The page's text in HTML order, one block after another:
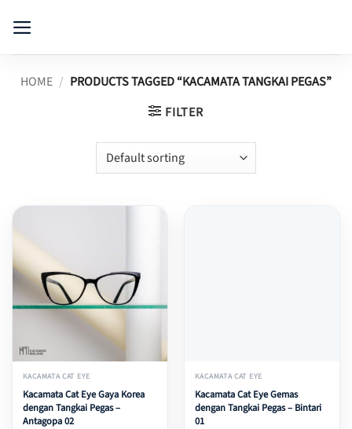
HOME / PRODUCTS TAGGED “KACAMATA TANGKAI PEGAS”
FILTER
KACAMATA CAT EYE
Kacamata Cat Eye Gaya Korea
dengan Tangkai Pegas –
Antagopa 02
KACAMATA CAT EYE
Kacamata Cat Eye Gemas
dengan Tangkai Pegas – Bintari
01